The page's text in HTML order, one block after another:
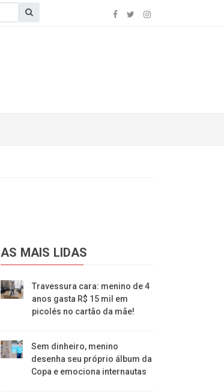
AS MAIS LIDAS
Travessura cara: menino de 4
anos gasta R$ 15 mil em
picolés no cartão da mãe!
Sem dinheiro, menino
desenha seu próprio álbum da
Copa e emociona internautas